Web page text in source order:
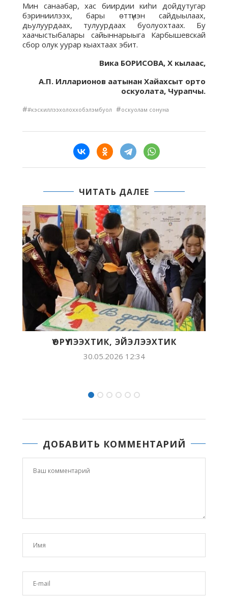
Мин санаабар, хас биирдии киһи дойдутугар
бэриниилээх, бары өттүнэн сайдыылаах,
дьулуурдаах, тулуурдаах буолуохтаах. Бу
хаачыстыбалары сайыннарыыга Карбышевскай
сбор олук уурар кыахтаах эбит.
Вика БОРИСОВА, Х кылаас,
А.П. Илларионов аатынан Хайахсыт орто
оскуолата, Чурапчы.
##кэскиллээхолоххобэлэмбуол #оскуолам сонуна
ЧИТАТЬ ДАЛЕЕ
ЭЙЭЛЭЭХТИК 62-С ВЫПУСК
ДОБАВИТЬ КОММЕНТАРИЙ